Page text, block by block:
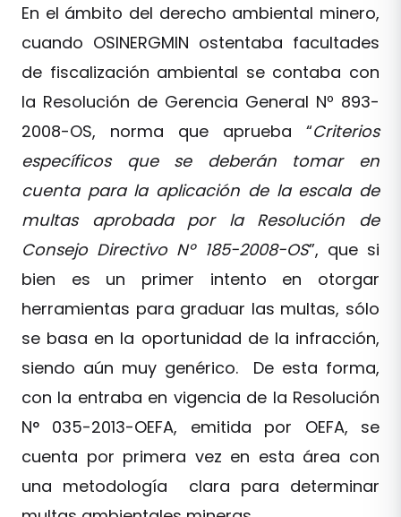
En el ámbito del derecho ambiental minero,
cuando OSINERGMIN ostentaba facultades
de fiscalización ambiental se contaba con
la Resolución de Gerencia General Nº 893-
2008-OS, norma que aprueba “Criterios
específicos que se deberán tomar en
cuenta para la aplicación de la escala de
multas aprobada por la Resolución de
Consejo Directivo Nº 185-2008-OS”, que si
bien es un primer intento en otorgar
herramientas para graduar las multas, sólo
se basa en la oportunidad de la infracción,
siendo aún muy genérico. De esta forma,
con la entraba en vigencia de la Resolución
N° 035-2013-OEFA, emitida por OEFA, se
cuenta por primera vez en esta área con
una metodología clara para determinar